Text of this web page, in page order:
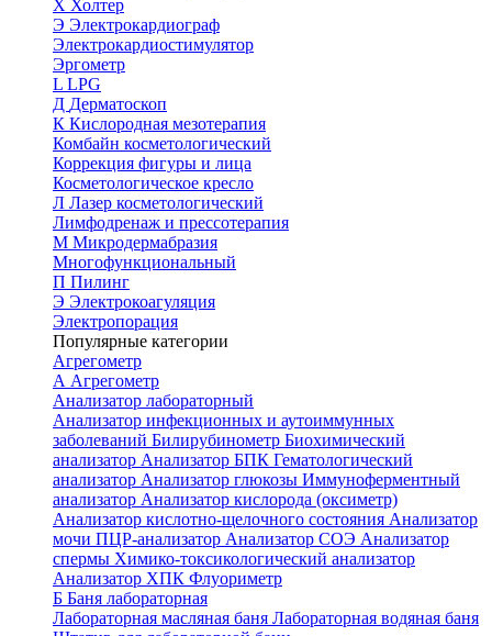
Х Холтер
Э Электрокардиограф
Электрокардиостимулятор
Эргометр
L LPG
Д Дерматоскоп
К Кислородная мезотерапия
Комбайн косметологический
Коррекция фигуры и лица
Косметологическое кресло
Л Лазер косметологический
Лимфодренаж и прессотерапия
М Микродермабразия
Многофункциональный
П Пилинг
Э Электрокоагуляция
Электропорация
Популярные категории
Агрегометр
А Агрегометр
Анализатор лабораторный
Анализатор инфекционных и аутоиммунных
заболеваний Билирубинометр Биохимический
анализатор Анализатор БПК Гематологический
анализатор Анализатор глюкозы Иммуноферментный
анализатор Анализатор кислорода (оксиметр)
Анализатор кислотно-щелочного состояния Анализатор
мочи ПЦР-анализатор Анализатор СОЭ Анализатор
спермы Химико-токсикологический анализатор
Анализатор ХПК Флуориметр
Б Баня лабораторная
Лабораторная масляная баня Лабораторная водяная баня